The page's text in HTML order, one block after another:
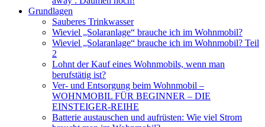
Grundlagen
Sauberes Trinkwasser
Wieviel „Solaranlage“ brauche ich im Wohnmobil?
Wieviel „Solaranlage“ brauche ich im Wohnmobil? Teil
2
Lohnt der Kauf eines Wohnmobils, wenn man
berufstätig ist?
Ver- und Entsorgung beim Wohnmobil –
WOHNMOBIL FÜR BEGINNER – DIE
EINSTEIGER-REIHE
Batterie austauschen und aufrüsten: Wie viel Strom